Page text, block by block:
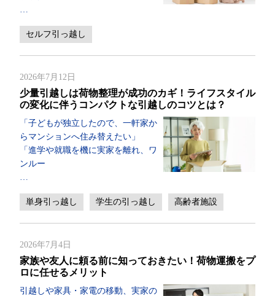
セルフ引っ越し
2026年7月12日
少量引越しは荷物整理が成功のカギ！ライフスタイル
の変化に伴うコンパクトな引越しのコツとは？
「子どもが独立したので、一軒家か
らマンションへ住み替えたい」
「進学や就職を機に実家を離れ、ワ
ンルー
単身引っ越し 学生の引っ越し 高齢者施設
2026年7月4日
家族や友人に頼る前に知っておきたい！荷物運搬をプ
ロに任せるメリット
引越しや家具・家電の移動、実家の